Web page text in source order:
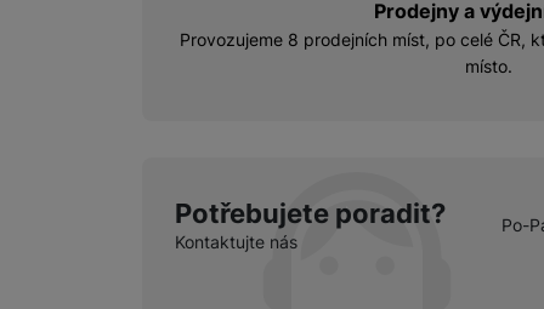
Prodejny a
Provozujeme 8 prodejních míst, po celé ČR,
místo.
Potřebujete poradit?
Kontaktujte nás
Po-